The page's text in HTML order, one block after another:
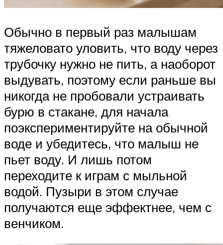
Обычно в первый раз малышам
тяжеловато уловить, что воду через
трубочку нужно не пить, а наоборот
выдувать, поэтому если раньше вы
никогда не пробовали устраивать
бурю в стакане, для начала
поэкспериментируйте на обычной
воде и убедитесь, что малыш не
пьет воду. И лишь потом
переходите к играм с мыльной
водой. Пузыри в этом случае
получаются еще эффектнее, чем с
венчиком.